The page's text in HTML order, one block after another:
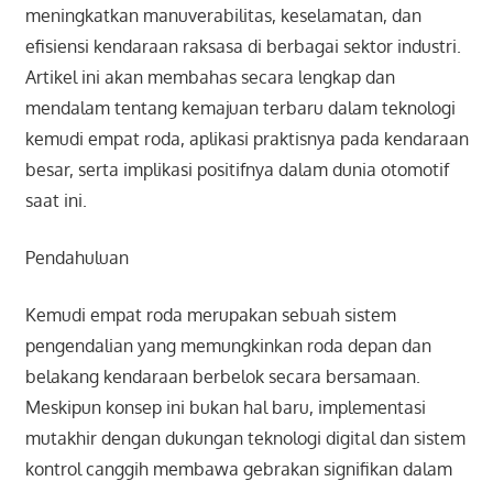
meningkatkan manuverabilitas, keselamatan, dan
efisiensi kendaraan raksasa di berbagai sektor industri.
Artikel ini akan membahas secara lengkap dan
mendalam tentang kemajuan terbaru dalam teknologi
kemudi empat roda, aplikasi praktisnya pada kendaraan
besar, serta implikasi positifnya dalam dunia otomotif
saat ini.
Pendahuluan
Kemudi empat roda merupakan sebuah sistem
pengendalian yang memungkinkan roda depan dan
belakang kendaraan berbelok secara bersamaan.
Meskipun konsep ini bukan hal baru, implementasi
mutakhir dengan dukungan teknologi digital dan sistem
kontrol canggih membawa gebrakan signifikan dalam